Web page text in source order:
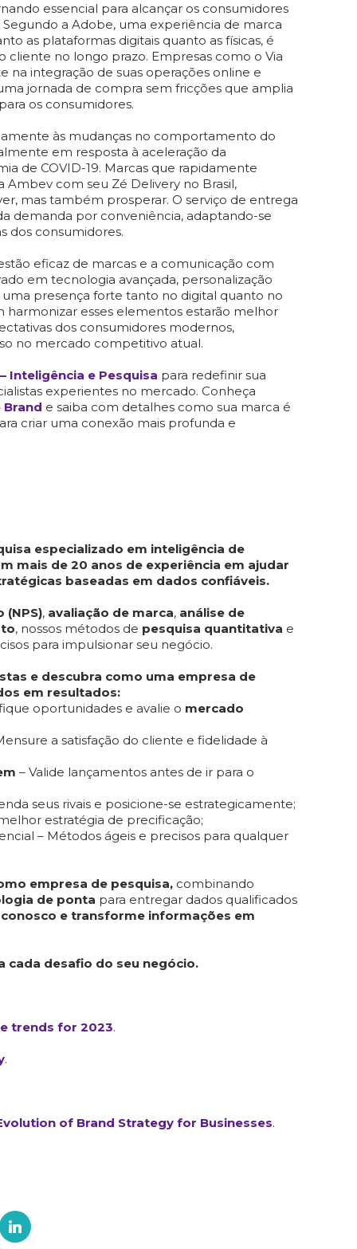
essencial para alcançar os consumidores
a Adobe, uma experiência de marca
as plataformas digitais quanto as físicas, é
cliente no longo prazo​​. Empresas como o Via
na integração de suas operações online e
jornada de compra sem fricções que amplia
os consumidores.
às mudanças no comportamento do
em resposta à aceleração da
de COVID-19. Marcas que rapidamente
Ambev com seu Zé Delivery no Brasil,
mas também prosperar. O serviço de entrega
demanda por conveniência, adaptando-se
dos consumidores.
eficaz de marcas e a comunicação com
em tecnologia avançada, personalização
uma presença forte tanto no digital quanto no
harmonizar esses elementos estarão melhor
dos consumidores modernos,
no mercado competitivo atual.
Inteligência e Pesquisa para redefinir sua
experientes no mercado. Conheça
e saiba com detalhes como sua marca é
criar uma conexão mais profunda e
especializado em inteligência de
mais de 20 anos de experiência em ajudar
baseadas em dados confiáveis.
(NPS), avaliação de marca, análise de
, nossos métodos de pesquisa quantitativa e
para impulsionar seu negócio.
e descubra como uma empresa de
em resultados:
oportunidades e avalie o mercado
a satisfação do cliente e fidelidade à
– Valide lançamentos antes de ir para o
seus rivais e posicione-se estrategicamente;
estratégia de precificação;
– Métodos ágeis e precisos para qualquer
empresa de pesquisa, combinando
de ponta para entregar dados qualificados
conosco e transforme informações em
cada desafio do seu negócio.
trends for 2023.
.
of Brand Strategy for Businesses.